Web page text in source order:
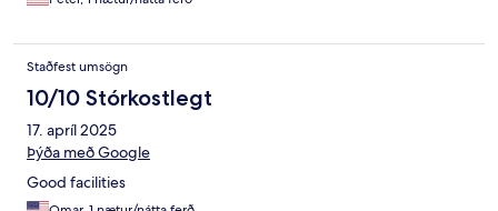
Staðfest umsögn
10/10 Stórkostlegt
17. apríl 2025
Þýða með Google
Good facilities